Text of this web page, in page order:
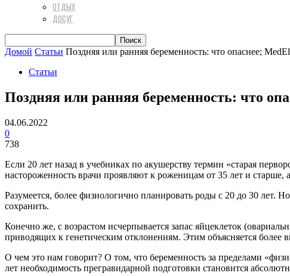
ОТДЫХ
ДОСУГ
Домой Статьи Поздняя или ранняя беременность: что опаснее;
Статьи
Поздняя или ранняя беременность: что
04.06.2022
0
738
Если 20 лет назад в учебниках по акушерству термин «старая
настороженность врачи проявляют к роженицам от 35 лет и
Разумеется, более физиологично планировать роды с 20 до 30 лет.
сохранить.
Конечно же, с возрастом исчерпывается запас яйцеклеток
приводящих к генетическим отклонениям. Этим объясняется более
О чем это нам говорит? О том, что беременность за пределами
лет необходимость прегравидарной подготовки становится